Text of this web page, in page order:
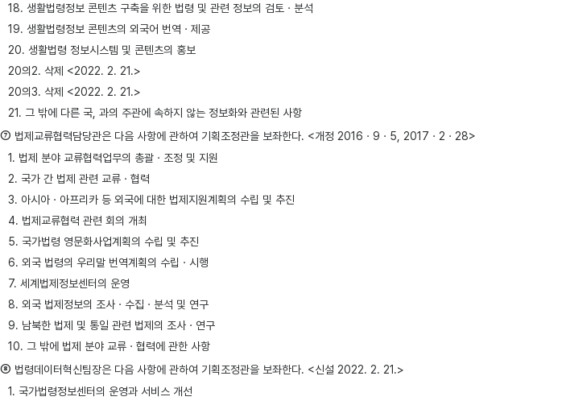
18. 생활법령정보 콘텐츠 구축을 위한 법령 및 관련 정보의 검토ㆍ분석
19. 생활법령정보 콘텐츠의 외국어 번역ㆍ제공
20. 생활법령 정보시스템 및 콘텐츠의 홍보
20의2. 삭제 <2022. 2. 21.>
20의3. 삭제 <2022. 2. 21.>
21. 그 밖에 다른 국, 과의 주관에 속하지 않는 정보화와 관련된 사항
⑦ 법제교류협력담당관은 다음 사항에 관하여 기획조정관을 보좌한다. <개정 2016ㆍ9ㆍ5, 2017ㆍ2ㆍ28>
1. 법제 분야 교류협력업무의 총괄ㆍ조정 및 지원
2. 국가 간 법제 관련 교류ㆍ협력
3. 아시아ㆍ아프리카 등 외국에 대한 법제지원계획의 수립 및 추진
4. 법제교류협력 관련 회의 개최
5. 국가법령 영문화사업계획의 수립 및 추진
6. 외국 법령의 우리말 번역계획의 수립ㆍ시행
7. 세계법제정보센터의 운영
8. 외국 법제정보의 조사ㆍ수집ㆍ분석 및 연구
9. 남북한 법제 및 통일 관련 법제의 조사ㆍ연구
10. 그 밖에 법제 분야 교류ㆍ협력에 관한 사항
⑧ 법령데이터혁신팀장은 다음 사항에 관하여 기획조정관을 보좌한다. <신설 2022. 2. 21.>
1. 국가법령정보센터의 운영과 서비스 개선